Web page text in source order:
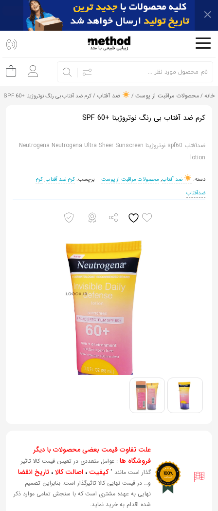
اشتراک
استفاده
از
روش‌های
زیر
صفحه
با
دوستان
خانه /محصولات مراقبت از پوست / ضد آفتاب / کرم ضد آفتاب بی رنگ نوتروژینا +SPF 60
کرم ضد آفتاب بی رنگ نوتروژینا +SPF 60
ضدآفتاب spf60 نوتروژینا Neutrogena Neutrogena Ultra Sheer Sunscreen
lotion
دسته: ضد آفتاب, محصولات مراقبت از پوست برچسب: کرم ضد آفتاب,کرم
ضدآفتاب
علت تفاوت قیمت بعضی محصولات با دیگر
فروشگاه ها : عوامل متعددی در تعیین قیمت کالا تاثیر
گذار است مانند "کیفیت ، اصالت کالا، تاریخ انقضا
و… در قیمت نهایی کالا تاثیرگذار است. بنابراین تصمیم
نهایی به عهده مشتری است که با سنجش تمامی موارد ذکر
شده اقدام به خرید نماید.